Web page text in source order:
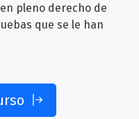
pleno derecho de
que se le han